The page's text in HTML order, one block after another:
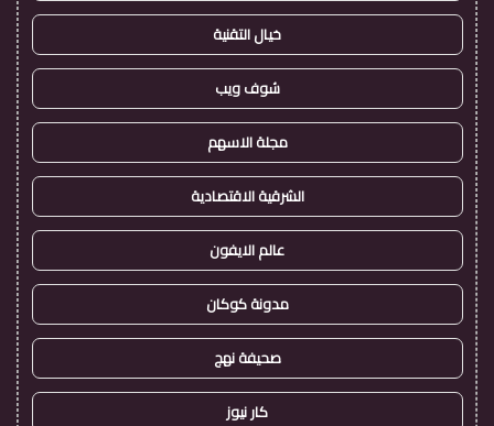
خيال التقنية
شوف ويب
مجلة الاسهم
الشرقية الاقتصادية
عالم الايفون
مدونة كوكان
صحيفة نهج
كار نيوز